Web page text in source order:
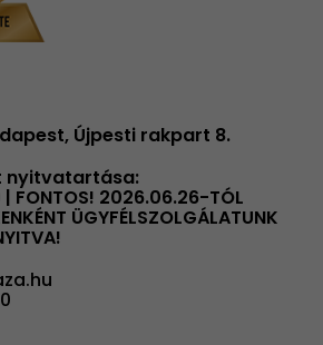
Újpesti rakpart 8.
nyitvatartása:
FONTOS! 2026.06.26-TÓL
ÜGYFÉLSZOLGÁLATUNK